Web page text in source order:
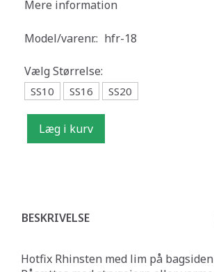
Mere information
Model/varenr.: hfr-18
Vælg Størrelse:
SS10 SS16 SS20
Læg i kurv
BESKRIVELSE
Hotfix Rhinsten med lim på